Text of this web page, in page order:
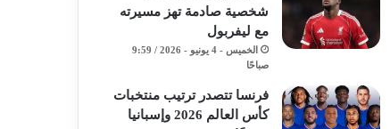
شخصية صادمة تهز مسيرته
مع ليفربول
الخميس - 4 يونيو - 2026 / 9:59
صباحًا
فرنسا تتصدر ترتيب منتخبات
كأس العالم 2026 وإسبانيا